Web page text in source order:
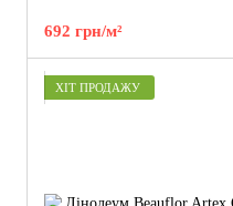
692 грн/м²
ХІТ ПРОДАЖУ